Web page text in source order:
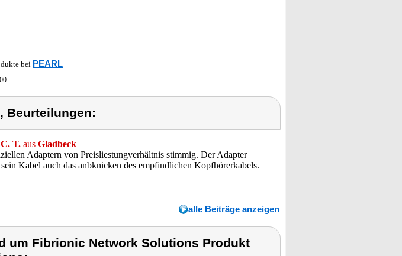
bei PEARL
Beurteilungen:
C. T. aus Gladbeck
Adaptern von Preisliestungverhältnis stimmig. Der Adapter
Kabel auch das anbknicken des empfindlichen Kopfhörerkabels.
alle Beiträge anzeigen
um Fibrionic Network Solutions Produkt